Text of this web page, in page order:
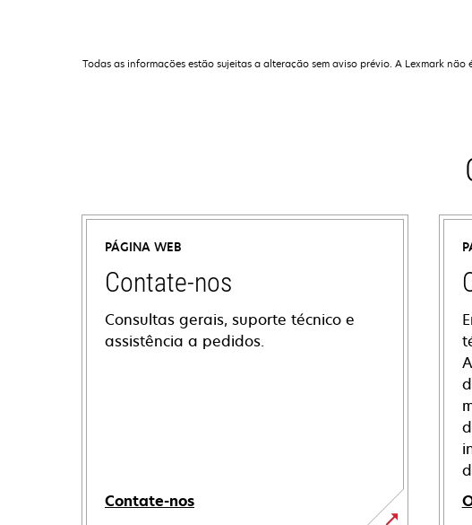
Todas as informações estão sujeitas a alteração sem aviso prévio. A Lexmark não
PÁGINA WEB
Contate-nos
Consultas gerais, suporte técnico e
assistência a pedidos.
Contate-nos